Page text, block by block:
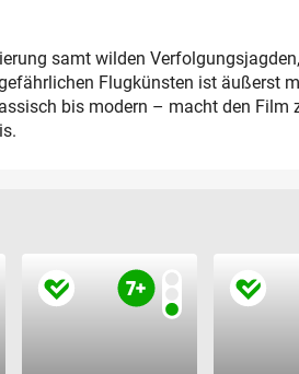
samt wilden
Flugkünsten ist äußerst
bis modern – macht den Film